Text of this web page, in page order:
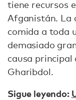
tiene recursos
Afganistán. La
comida a toda
demasiado
causa
Gharibdol.
Sigue leyendo: